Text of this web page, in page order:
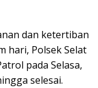
dan ketertiban
hari, Polsek Selat
pada Selasa,
selesai.